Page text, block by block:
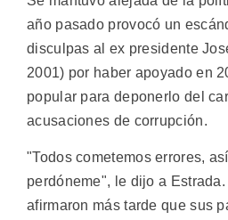
año pasado provocó un
disculpas al ex presidente
2001) por haber apoyado en
popular para deponerlo del
acusaciones de corrupción.
"Todos cometemos errores,
perdóneme", le dijo a
afirmaron más tarde que sus